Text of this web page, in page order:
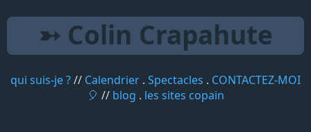
➳ Colin Crapahute
qui suis-je ?// Calendrier . Spectacles . CONTACTEZ-MOI
🎈 // blog . les sites copain